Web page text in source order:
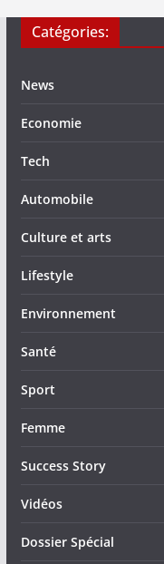
Catégories:
News
Economie
Tech
Automobile
Culture et arts
Lifestyle
Environnement
Santé
Sport
Femme
Success Story
Vidéos
Dossier Spécial